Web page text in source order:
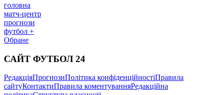
головна
матч-центр
прогнози
футбол +
Обране
САЙТ ФУТБОЛ 24
РедакціяПрогнозиПолітика конфіденційностіПравила
сайтуКонтактиПравила коментуванняРедакційна